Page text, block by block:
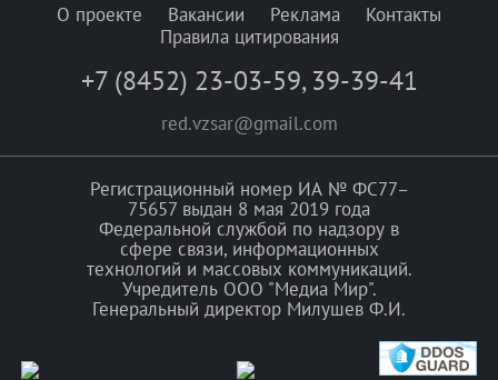
О проекте Вакансии Реклама
Контакты
Правила цитирования
+7 (8452) 23-03-59, 39-39-41
red.vzsar@gmail.com
Регистрационный номер ИА № ФС77–
75657 выдан 8 мая 2019 года
Федеральной службой по надзору в
сфере связи, информационных
технологий и массовых коммуникаций.
Учредитель ООО "Медиа Мир".
Генеральный директор Милушев Ф.И.